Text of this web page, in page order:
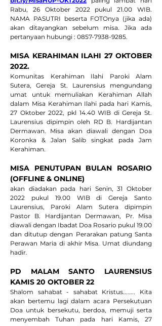
Rabu, 26 Oktober 2022 pukul 21.00 WIB.
NAMA PASUTRI beserta FOTOnya (jika ada)
akan ditayangkan sebelum misa. Jika ada
pertanyaan hubungi : 0857-7938-9285.
MISA KERAHIMAN ILAHI 27 OKTOBER
2022.
Komunitas Kerahiman Ilahi Paroki Alam
Sutera, Gereja St. Laurensius mengundang
umat untuk memuliakan Kerahiman Allah
dalam Misa Kerahiman Ilahi pada hari Kamis,
27 Oktober 2022, pkl 14.40 WIB di Gereja St.
Laurensius dipimpin oleh RD B. Hardijantan
Dermawan. Misa akan diawali dengan Doa
Koronka & Jalan Salib singkat pada Jam
Kerahiman.
MISA PENUTUPAN BULAN ROSARIO
(OFFLINE & ONLINE)
akan diadakan pada hari Senin, 31 Oktober
2022 pukul 19.00 WIB di Gereja Santo
Laurensius, Paroki Alam Sutera dipimpin
Pastor B. Hardijantan Dermawan, Pr. Misa
diawali dengan Ibadat Doa Rosario pukul 19.00
dan ditutup dengan Perarakan patung Santa
Perawan Maria di akhir Misa. Umat diundang
hadir.
PD MALAM SANTO LAURENSIUS
KAMIS 20 OKTOBER 22
Shalom sahabat - sahabat Kristus........ Kita
akan bertemu lagi dalam acara Persekutuan
Doa untuk bersekutu, berdoa, memuji serta
menyembah Tuhan pada hari Kamis, 27